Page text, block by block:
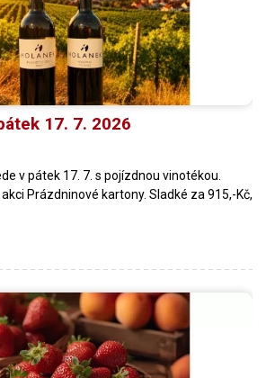
17. 7. 2026
v pátek 17. 7. s pojízdnou vinotékou.
Prázdninové kartony. Sladké za 915,-Kč,